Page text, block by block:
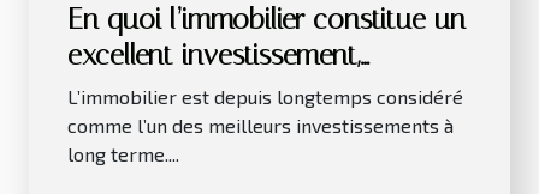
En quoi l’immobilier constitue un
excellent investissement,
notamment sur le long terme ?
L’immobilier est depuis longtemps considéré
comme l’un des meilleurs investissements à
long terme....